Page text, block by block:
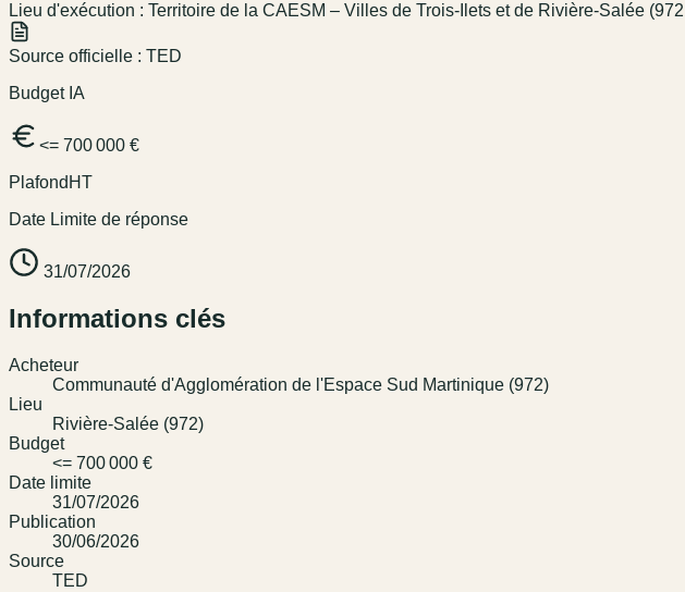
Lieu d'exécution : Territoire de la CAESM – Villes de Trois-Ilets et de Rivière-Salée
Source officielle : TED
Budget IA
<= 700 000 €
Plafond HT
Date Limite de réponse
31/07/2026
Informations clés
Acheteur
Communauté d'Agglomération de l'Espace Sud Martinique (972)
Lieu
Rivière-Salée (972)
Budget
<= 700 000 €
Date limite
31/07/2026
Publication
30/06/2026
Source
TED